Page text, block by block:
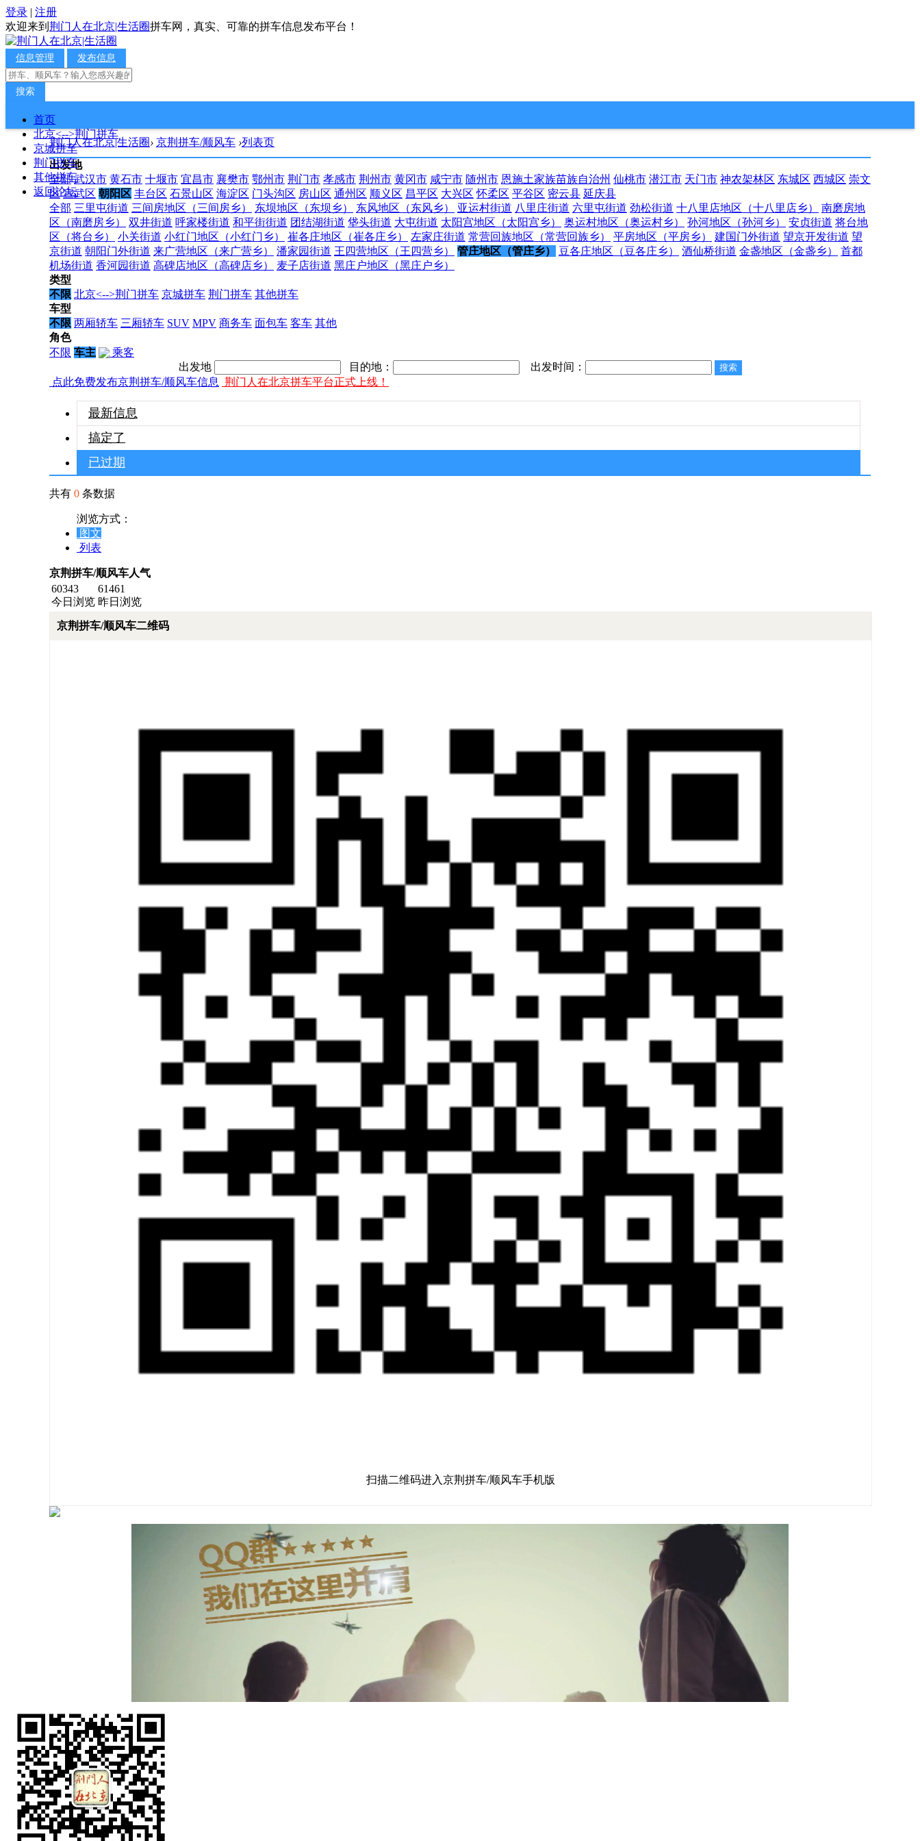
登录 | 注册
欢迎来到 荆门人在北京|生活圈拼车网，真实、可靠的拼车信息发布平台！
信息管理 发布信息
搜索
首页
北京<-->荆门拼车
京城拼车
荆门拼车
其他拼车
返回论坛
荆门人在北京|生活圈› 京荆拼车/顺风车 ›列表页
出发地
全部 武汉市 黄石市 十堰市 宜昌市 襄樊市 鄂州市 荆门市 孝感市 荆州市 黄冈市 咸宁市 随州市 恩施土家族苗族自治州 仙桃市 潜江市 天门市 神农架林区 东城区 西城区 崇文
区 宣武区 朝阳区 丰台区 石景山区 海淀区 门头沟区 房山区 通州区 顺义区 昌平区 大兴区 怀柔区 平谷区 密云县 延庆县
全部 三里屯街道 三间房地区（三间房乡） 东坝地区（东坝乡） 东风地区（东风乡） 亚运村街道 八里庄街道 六里屯街道 劲松街道 十八里店地区（十八里店乡）
南磨房地
区（南磨房乡）
双井街道 呼家楼街道 和平街街道 团结湖街道 垡头街道 大屯街道 太阳宫地区（太阳宫乡） 奥运村地区（奥运村乡） 孙河地区（孙河乡） 安贞街道 将台地
区（将台乡）
小关街道 小红门地区（小红门乡） 崔各庄地区（崔各庄乡） 左家庄街道 常营回族地区（常营回族乡） 平房地区（平房乡） 建国门外街道 望京开发街道 望
京街道 朝阳门外街道 来广营地区（来广营乡） 潘家园街道 王四营地区（王四营乡） 管庄地区（管庄乡） 豆各庄地区（豆各庄乡） 酒仙桥街道 金盏地区（金盏乡）
首都
机场街道 香河园街道 高碑店地区（高碑店乡） 麦子店街道 黑庄户地区（黑庄户乡）
类型
不限 北京<-->荆门拼车 京城拼车 荆门拼车 其他拼车
车型
不限 两厢轿车 三厢轿车 SUV MPV 商务车 面包车 客车 其他
角色
不限 车主
乘客
出发地
目的地：
出发时间：
点此免费发布京荆拼车/顺风车信息 荆门人在北京拼车平台正式上线！
最新信息
搞定了
已过期
共有 0 条数据
浏览方式：
图文
列表
京荆拼车/顺风车人气
60343
今日浏览
61461
昨日浏览
京荆拼车/顺风车二维码
扫描二维码进入京荆拼车/顺风车手机版